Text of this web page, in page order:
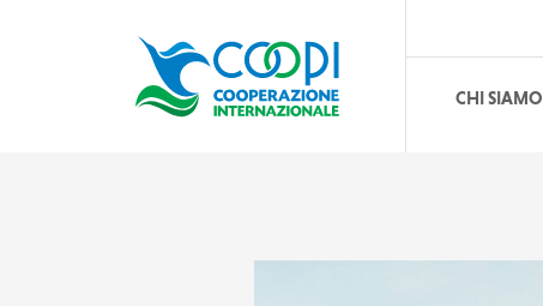
CHI SIAMO